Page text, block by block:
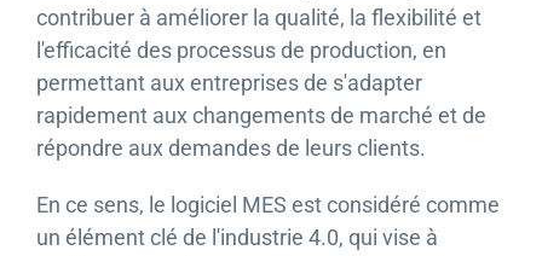
contribuer à améliorer la qualité, la flexibilité et
l'efficacité des processus de production, en
permettant aux entreprises de s'adapter
rapidement aux changements de marché et de
répondre aux demandes de leurs clients.
En ce sens, le logiciel MES est considéré comme
un élément clé de l'industrie 4.0, qui vise à